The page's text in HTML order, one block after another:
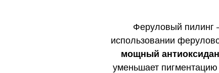
Феруловый пилинг
использовании
мощный
уменьшает